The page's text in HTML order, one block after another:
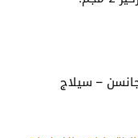
– سيلاج